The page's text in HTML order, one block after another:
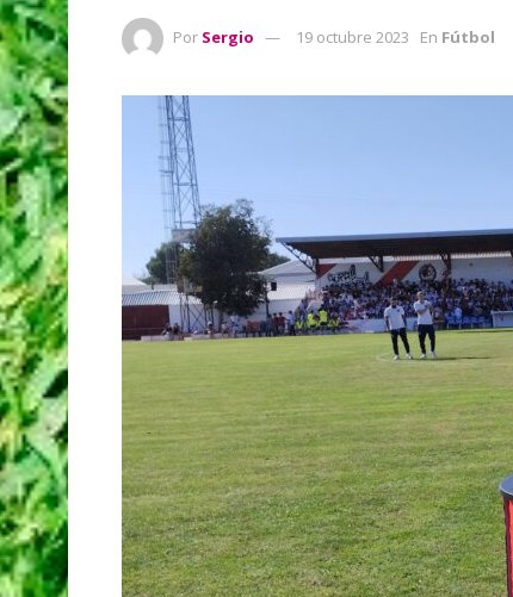
Por Sergio 19 octubre 2023 En Fútbol